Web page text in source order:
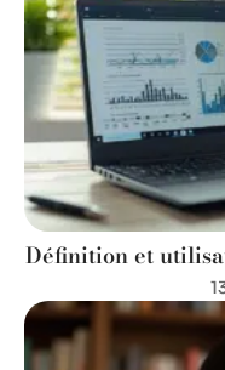
Définition et